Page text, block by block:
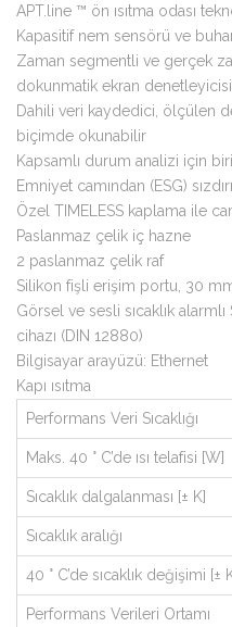
APT.line ™ ön ısıtma odası
Kapasitif nem sensörü ve
Zaman segmentli ve gerçek
dokunmatik ekran denetleyicisi
Dahili veri kaydedici, ölçülen
biçimde okunabilir
Kapsamlı durum analizi için
Emniyet camından (ESG)
Özel TIMELESS kaplama ile
Paslanmaz çelik iç hazne
2 paslanmaz çelik raf
Silikon fişli erişim portu, 30
Görsel ve sesli sıcaklık alarmlı
cihazı (DIN 12880)
Bilgisayar arayüzü: Ethernet
Kapı ısıtma
Performans Veri Sıcaklığı
Maks. 40 ° C’de ısı telafisi [W]
Sıcaklık dalgalanması [± K]
Sıcaklık aralığı
40 ° C’de sıcaklık değişimi [±
Performans Verileri Ortamı